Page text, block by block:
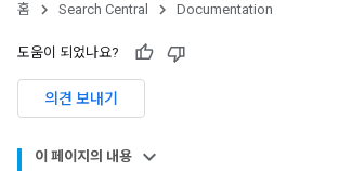
홈 Search Central Documentation
도움이 되었나요?
의견 보내기
이 페이지의 내용